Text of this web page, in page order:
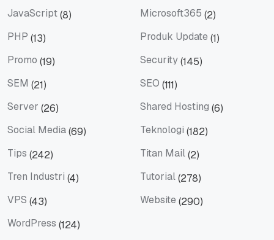
JavaScript(8) Microsoft365 (2)
PHP (13) Produk Update (1)
Promo (19) Security(145)
SEM (21) SEO (111)
Server (26) Shared Hosting (6)
Social Media(69) Teknologi (182)
Tips (242) Titan Mail(2)
Tren Industri (4) Tutorial(278)
VPS (43) Website (290)
WordPress (124)